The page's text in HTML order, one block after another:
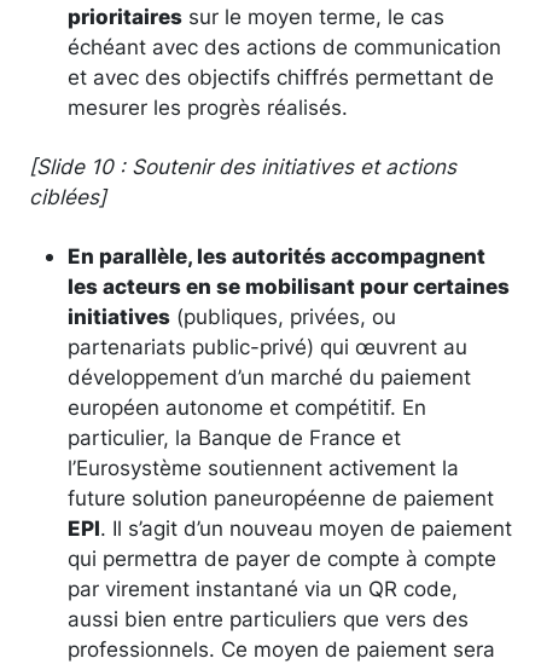
prioritaires sur le moyen terme, le cas
échéant avec des actions de communication
et avec des objectifs chiffrés permettant de
mesurer les progrès réalisés.
[Slide 10 : Soutenir des initiatives et actions
ciblées]
En parallèle, les autorités accompagnent
les acteurs en se mobilisant pour certaines
initiatives (publiques, privées, ou
partenariats public-privé) qui œuvrent au
développement d’un marché du paiement
européen autonome et compétitif. En
particulier, la Banque de France et
l’Eurosystème soutiennent activement la
future solution paneuropéenne de paiement
EPI. Il s’agit d’un nouveau moyen de paiement
qui permettra de payer de compte à compte
par virement instantané via un QR code,
aussi bien entre particuliers que vers des
professionnels. Ce moyen de paiement sera